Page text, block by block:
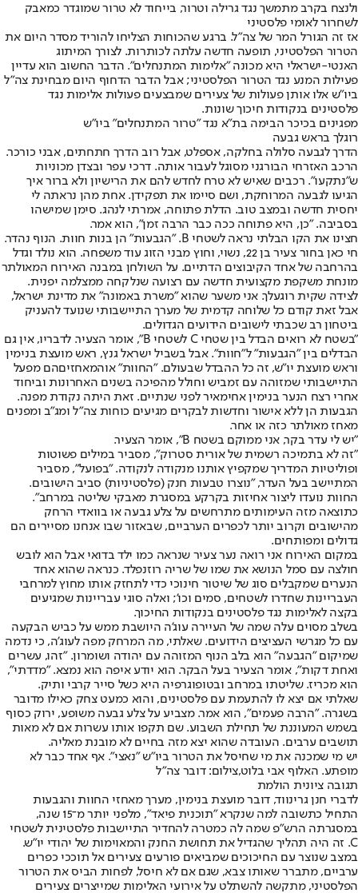
ולנצח בקרב מתמשך נגד גרילה וטרור, בייחוד לא טרור שמוגדר כמאבק
לשחרור לאומי פלסטיני
אז זה הגורל המר של צה"ל. ברגע שהכוחות הצליחו להוריד מסדר היום את
הטרור הפלסטיני, תופעה חדשה עלתה לכותרות. לצורך המיתוג
האנטי-ישראלי היא מכונה "אלימות המתנחלים". הדבר החשוב הוא עדיין
פעילות המנע נגד הטרור הפלסטיני; אבל הדבר הדחוף היום מבחינת צה"ל
ביו"ש אלו אותן פעולות של צעירים שמבצעים פעולות אלימות נגד
פלסטינים בנקודות חיכוך שונות.
מפגינים בכיכר הבימה בת״א נגד "טרור המתנחלים" ביו"ש
רוגלך בראש גבעה
הדרך לגבעה סלולה בחלקה, אספלט, אבל רוב הדרך חתחתים, אבני כורכר.
הרכב האזרחי הבורגני מסוגל לעבור אותה. דרכי עפר ובצדן מכוניות
ש"נתקעו". רכבים שאיש לא טרח לחדש להם את הרישיון ולא ברור איך
הגיעו לגבעה המרוחקת, ושם סיימו את תפקידן. אחת מהן נראתה לי
יחסית חדשה ובמצב טוב. הדלת פתוחה, אמרתי לנהג. סימן שמישהו
בסביבה. "כן, היא פתוחה ככה כבר הרבה זמן", הוא אמר.
חצינו את הקו הבלתי נראה לשטחי B. "הגבעות" הן בנות חוות. הנוף נהדר.
חי כאן בחור צעיר בן 22, נשוי, וחוץ מבני הזוג עוד משפחה. הוא נולד וגדל
בהרחבה של אחד הקיבוצים הדתיים. על השולחן במבנה האירוח המאולתר
מונחת משקפת מקצועית חדשה עם רצועה שנלקחה ממצלמה יפנית.
לצידה שקית רוגעלך. אני משער שהוא "משרת באמונה" את מדינת ישראל,
אבל זאת קודם כל שלוחה קדמית של מערך התיישבותי שנועד להעניק
ביטחון רב שכבתי לישובים הידועים הגדולים.
"בשטח לא רואים הבדל בין שטחי C לשטחי B", אומר הצעיר. לדבריו, אין גם
הבדלים בין "הגבעות" ל"חוות". אבל בשביל ישראל גנץ, ראש מועצת בנימין
וראש מועצת יו"ש, זה כל ההבדל שבעולם. "החוות" אוהמאחזיםהם מפעל
התיישבותי שמזוהה עם זמביש וחולל מהפיכה בשנים האחרונות וביחוד
אחרי רצח הנער בנימין אחימאיר לפני שנתיים. זאת היתה נקודת מפנה.
הגבעות הן ללא אישור וחדשות לבקרים מגיעים כוחות צה"ל ומג"ב ומפנים
מאחז מאולתר כזה או אחר.
"יש לי עדר בקר, אני ממוקם בשטח B", אומר הצעיר.
"זה לא בתמיכה רשמית של אורית סטרוק", מסביר במילים פשוטות
ופוליטיות המדריך שמקפיץ אותנו מנקודה לנקודה. "בפועל", מסביר
המתיישב בעל העדר, "נוצרו טבעות חנק (פלסטיניות) סביב הישובים.
החוות נועדו ליצור אחיזות בקרקע במסגרת מאבקי שליטה במרחב".
כתוצאה מזה העימותים מתרחשים על צלע גבעה או בוואדי הרחק
מהישובים וקרוב יותר לכפרים הערביים, שבאזור שבו אנחנו מסיירים הם
גדולים ומפותחים.
במקום האירוח אני רואה נער צעיר שנראה כמו ילד בדואי אבל הוא לובש
חולצה עם סמל הנושא את שמו של שריה רוזנפלד. כנראה שהוא אחד
הנערים שמקבלים סוג של שיטור חינוכי כדי לתחזק אותו מחוץ למרחבי
העבריינות שחדרו לשטחים, סמים וכו'; ואלה סוגי עבריינות שמגיעים
בקצה לאלימות נגד פלסטינים בנקודות החיכוך.
בשלב מסוים עלה שמה של העיירה עוג'ה היושבת ממש על כביש הבקעה
עם כל מגרשי העציצים הידועים. שאלתי, מה המרחק מפה לעוג'ה, כי נדמה
שמיקום "הגבעה" הוא בלב הנוף המזוהה עם יהודה ושומרון. "זהו, עשרים
ואחת דקות", אומר הצעיר בעל הבקר. הוא יודע איפה הוא נמצא. "מדדתי",
הוא מכריז. שליטתו במרחב ובטופוגרפיה היא כשל סייר קרבי ותיק.
שאלתי אם יצא לו להתעמת עם פלסטינים, והוא כמעט צחק כאילו מדובר
בשגרה. "הרבה פעמים", הוא אמר. מצביע על צלע גבעה משופע, ירוק כסוף
בשמש המעוננת של תחילת השבוע. שם תקפו אותו עשרות אם לא מאות
תושבים ערבים. העובדה שהוא יצא מזה בחיים לא מובנת מאליה.
יש מי שמכנה את מי שחיסל את הטרור ביו"ש "נאצי". אף אחד כבר לא
מופתע. האלוף אבי בלוט,צילום: דובר צה"ל
תגובה ציונית הולמת
לדברי חנן גרינווד, דובר מועצת בנימין, מערך מאחזי החוות והגבעות
התחיל כתשובה למה שנקרא "תוכנית פיאד", מלפני יותר מ־15 שנה,
במסגרתה הרש"פ שמה לה כמטרה להחדיר התיישבות פלסטינית לשטחי
C. זה היה תהליך שהגדיל את תחושת החנק והמאוימות של יהודי יו"ש.
במצב שנוצר עם החיכוכים שמביאים פורעים צעירים אל תוככי כפרים
ערביים, מתברר שאותו צבא, שגם אם לא חיסל, לפחות הביס את הטרור
הפלסטיני, מתקשה להשתלט על אירועי האלימות שמייצרים צעירים